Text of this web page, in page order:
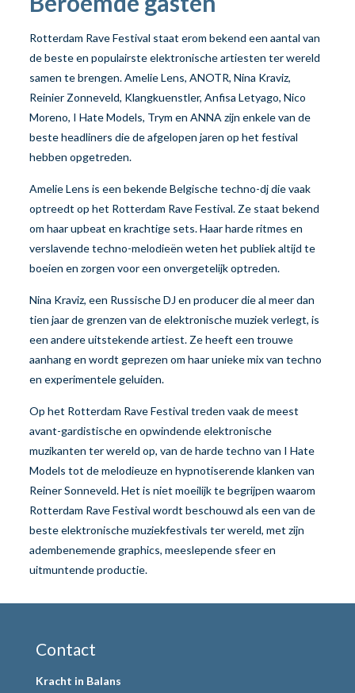
Rotterdam Rave Festival staat erom bekend een aantal van
de beste en populairste elektronische artiesten ter wereld
samen te brengen. Amelie Lens, ANOTR, Nina Kraviz,
Reinier Zonneveld, Klangkuenstler, Anfisa Letyago, Nico
Moreno, I Hate Models, Trym en ANNA zijn enkele van de
beste headliners die de afgelopen jaren op het festival
hebben opgetreden.
Amelie Lens is een bekende Belgische techno-dj die vaak
optreedt op het Rotterdam Rave Festival. Ze staat bekend
om haar upbeat en krachtige sets. Haar harde ritmes en
verslavende techno-melodieën weten het publiek altijd te
boeien en zorgen voor een onvergetelijk optreden.
Nina Kraviz, een Russische DJ en producer die al meer dan
tien jaar de grenzen van de elektronische muziek verlegt, is
een andere uitstekende artiest. Ze heeft een trouwe
aanhang en wordt geprezen om haar unieke mix van techno
en experimentele geluiden.
Op het Rotterdam Rave Festival treden vaak de meest
avant-gardistische en opwindende elektronische
muzikanten ter wereld op, van de harde techno van I Hate
Models tot de melodieuze en hypnotiserende klanken van
Reiner Sonneveld. Het is niet moeilijk te begrijpen waarom
Rotterdam Rave Festival wordt beschouwd als een van de
beste elektronische muziekfestivals ter wereld, met zijn
adembenemende graphics, meeslepende sfeer en
uitmuntende productie.
Contact
Kracht in Balans